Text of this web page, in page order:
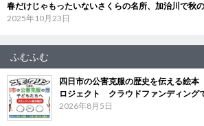
春だけじゃもったいないさくらの名所、加治川で秋
2025年10月23日
ふむふむ
四日市の公害克服の歴史を伝える絵本
ロジェクト クラウドファンディング
2026年8月5日